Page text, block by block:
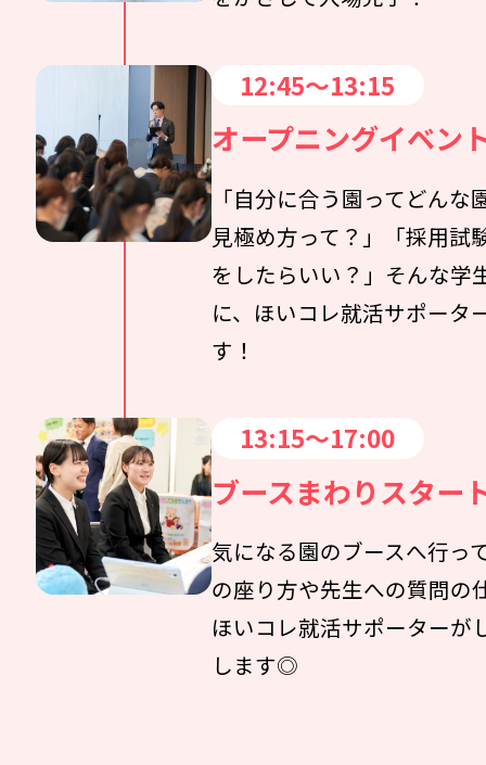
12:45～13:15
オープニングイベン
「自分に合う園ってどん
見極め方って？」「採用試
をしたらいい？」そんな学
に、ほいコレ就活サポータ
す！
13:15～17:00
ブースまわりスター
気になる園のブースへ行っ
の座り方や先生への質問の
ほいコレ就活サポーターが
します◎